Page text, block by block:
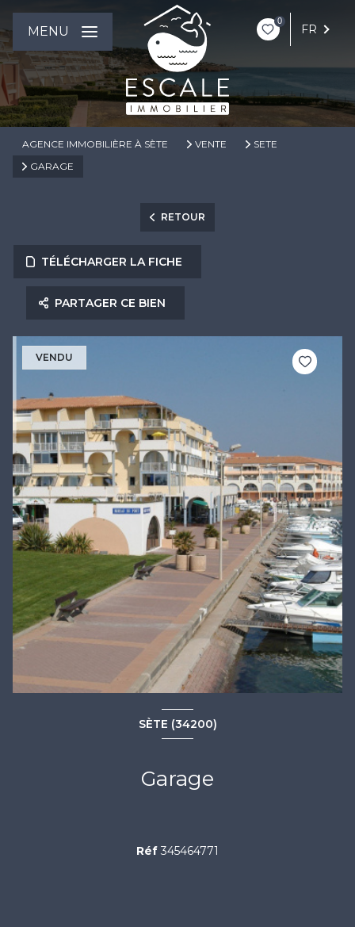
0
FR
MENU
AGENCE IMMOBILIÈRE À SÈTE VENTE
SETE
GARAGE
RETOUR
TÉLÉCHARGER LA FICHE
PARTAGER CE BIEN
VENDU
SÈTE (34200)
Garage
Réf 345464771